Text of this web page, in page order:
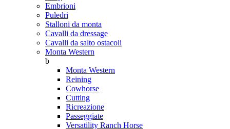
Embrioni
Puledri
Stalloni da monta
Cavalli da dressage
Cavalli da salto ostacoli
Monta Western
b
Monta Western
Reining
Cowhorse
Cutting
Ricreazione
Passeggiate
Versatility Ranch Horse